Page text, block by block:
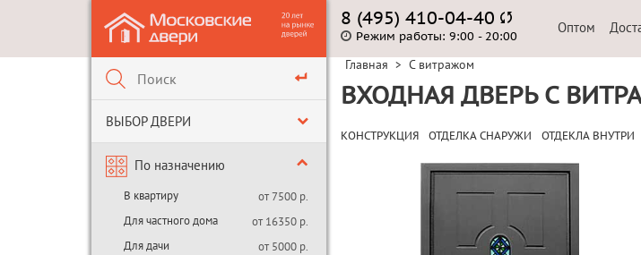
ВЫБОР ДВЕРИ
По назначению
В квартиру
от 7500 р.
Для частного дома
от 16350 р.
Для дачи
от 5000 р.
8 (495) 410-04-40
Режим работы: 9:00 - 20:00
Оптом
Главная > С витражом
ВХОДНАЯ ДВЕРЬ С
КОНСТРУКЦИЯ ОТДЕЛКА СНАРУЖИ ОТДЕКЛА ВНУТРИ